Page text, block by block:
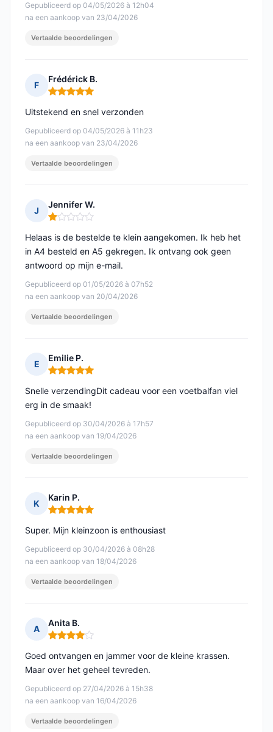
Gepubliceerd op 04/05/2026 à 12h04
na een aankoop van 23/04/2026
Vertaalde beoordelingen
F
Frédérick B.
Opmerking: 5 van 5
Gepubliceerd op 04/05/2026 à 11h23
na een aankoop van 23/04/2026
Uitstekend en snel verzonden
Vertaalde beoordelingen
J
Jennifer W.
Opmerking: 1 van 5
Gepubliceerd op 01/05/2026 à 07h52
na een aankoop van 20/04/2026
Helaas is de bestelde te klein aangekomen. Ik heb het
in A4 besteld en A5 gekregen. Ik ontvang ook geen
antwoord op mijn e-mail.
Vertaalde beoordelingen
E
Emilie P.
Opmerking: 5 van 5
Gepubliceerd op 30/04/2026 à 17h57
na een aankoop van 19/04/2026
Snelle verzendingDit cadeau voor een voetbalfan viel
erg in de smaak!
Vertaalde beoordelingen
K
Karin P.
Opmerking: 5 van 5
Gepubliceerd op 30/04/2026 à 08h28
na een aankoop van 18/04/2026
Super. Mijn kleinzoon is enthousiast
Vertaalde beoordelingen
A
Anita B.
Opmerking: 4 van 5
Gepubliceerd op 27/04/2026 à 15h38
na een aankoop van 16/04/2026
Goed ontvangen en jammer voor de kleine krassen.
Maar over het geheel tevreden.
Vertaalde beoordelingen